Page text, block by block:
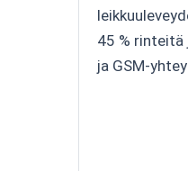
45 % rinteitä
ja GSM-